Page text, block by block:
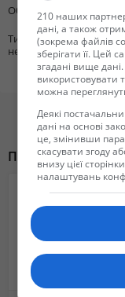
Общая площадь
Тип
недвижимости
Гараж
Похожие
210 наших
дані, а також
(зокрема файлів
зберігати її. Цей
згадані вище
використовувати
можна
Деякі
дані на основі
це, змінивши
скасувати згоду
внизу цієї
налаштувань